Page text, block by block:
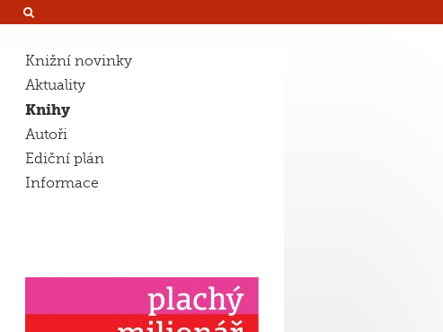
Knižní novinky
Aktuality
Knihy
Autoři
Ediční plán
Informace